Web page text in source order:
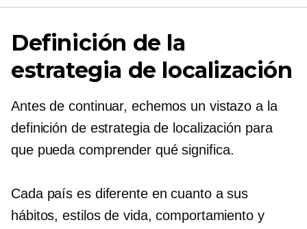
Definición de la
estrategia de localización
Antes de continuar, echemos un vistazo a la
definición de estrategia de localización para
que pueda comprender qué significa.
Cada país es diferente en cuanto a sus
hábitos, estilos de vida, comportamiento y